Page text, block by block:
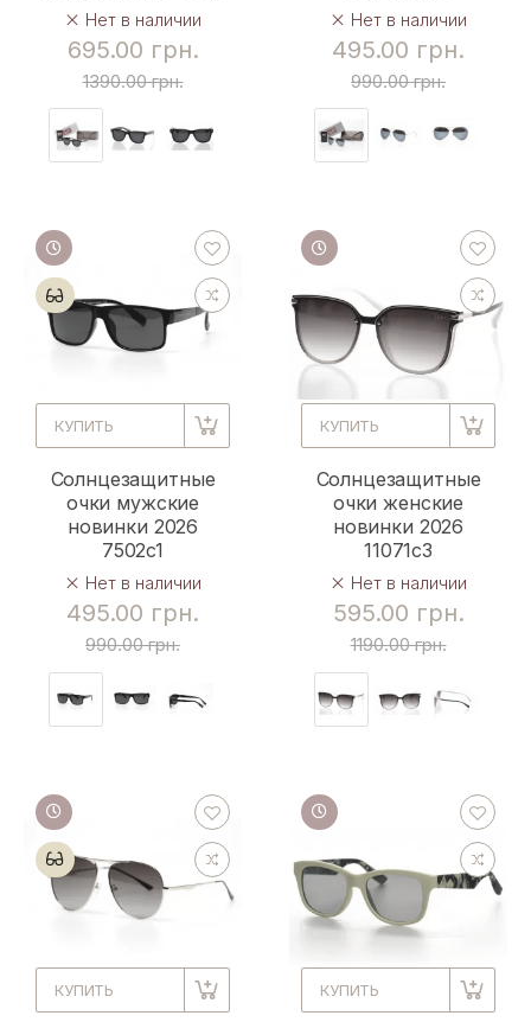
Нет в наличии
695.00 грн.
1390.00 грн.
Нет в наличии
495.00 грн.
990.00 грн.
КУПИТЬ
Солнцезащитные
очки мужские
новинки 2026
7502c1
Нет в наличии
495.00 грн.
990.00 грн.
КУПИТЬ
Солнцезащитные
очки женские
новинки 2026
11071c3
Нет в наличии
595.00 грн.
1190.00 грн.
КУПИТЬ КУПИТЬ